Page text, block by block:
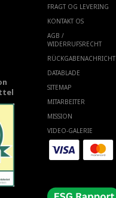
FRAGT OG LEVERING
KONTAKT OS
AGB /
WIDERRUFSRECHT
RÜCKGABENACHRICHT
DATABLADE
SITEMAP
MITARBEITER
MISSION
VIDEO-GALERIE